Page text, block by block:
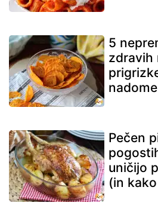
5
zdravih
Pečen
uničijo
(in